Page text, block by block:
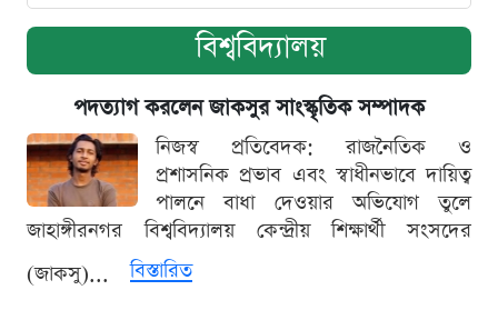
বিশ্ববিদ্যালয়
পদত্যাগ করলেন জাকসুর সাংস্কৃতিক সম্পাদক
নিজস্ব প্রতিবেদক: রাজনৈতিক ও
প্রশাসনিক প্রভাব এবং স্বাধীনভাবে দায়িত্ব
পালনে বাধা দেওয়ার অভিযোগ তুলে
জাহাঙ্গীরনগর বিশ্ববিদ্যালয় কেন্দ্রীয় শিক্ষার্থী সংসদের
(জাকসু)...
বিস্তারিত